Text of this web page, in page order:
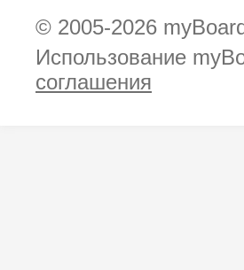
© 2005-2026
Использование
соглашения